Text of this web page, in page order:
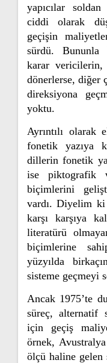
yapıcılar
ciddi olarak
geçişin
sürdü. Bununla
karar
dönerlerse, diğer
direksiyona
yoktu.
Ayrıntılı olarak
fonetik yazıya
dillerin fonetik
ise piktografik
biçimlerini
vardı. Diyelim ki
karşı karşıya
literatürü
biçimlerine
yüzyılda
sisteme geçmeyi
Ancak 1975’te
süreç, alternatif
için geçiş
örnek,
ölçü haline gelen